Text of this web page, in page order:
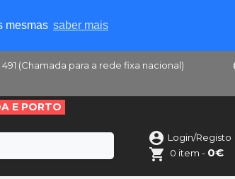
mesmas saber mais
491 (Chamada para a rede fixa nacional)
E PORTO
Login/Registo
0 item - 0€